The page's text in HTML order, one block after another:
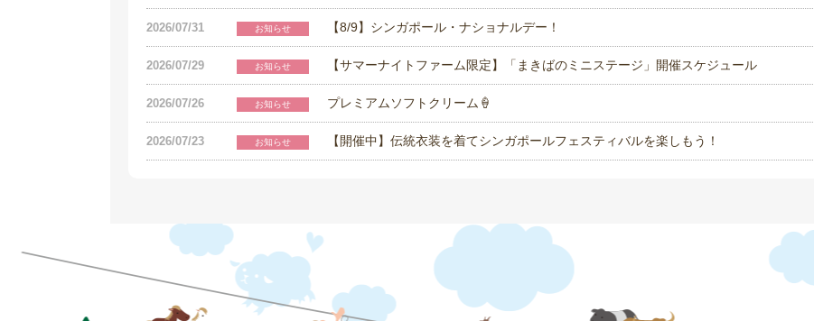
2026/07/31 お知らせ 【8/9】シンガポール・ナショナルデー！
2026/07/29 お知らせ 【サマーナイトファーム限定】「まきばのミニステージ」開催スケジュール
2026/07/26 お知らせ プレミアムソフトクリーム🍦
2026/07/23 お知らせ 【開催中】伝統衣装を着てシンガポールフェスティバルを楽しもう！